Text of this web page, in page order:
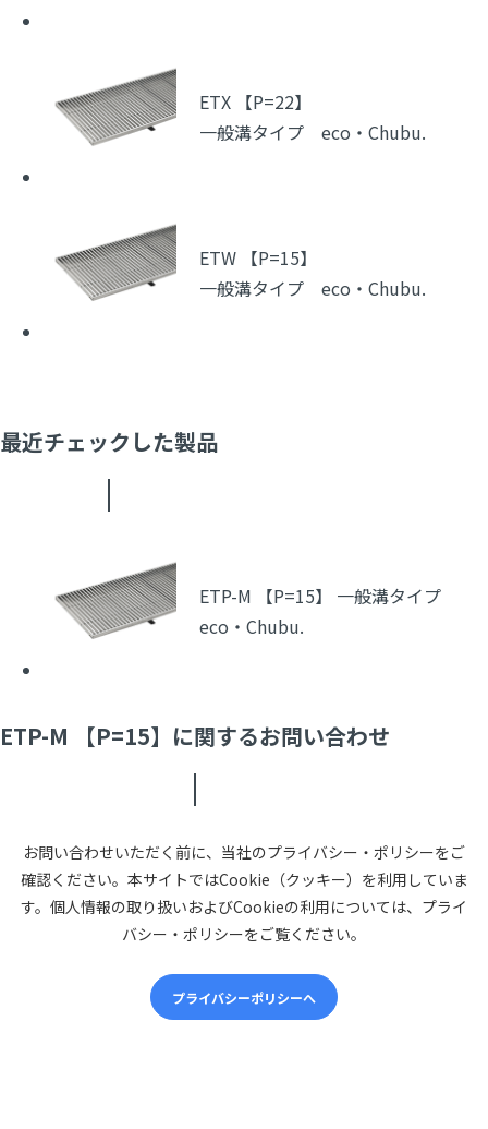
ETX 【P=22】
一般溝タイプ eco・Chubu.
ETW 【P=15】
一般溝タイプ eco・Chubu.
最近チェックした製品
ETP-M 【P=15】 一般溝タイプ
eco・Chubu.
ETP-M 【P=15】に関するお問い合わせ
お問い合わせいただく前に、当社のプライバシー・ポリシーをご
確認ください。本サイトではCookie（クッキー）を利用していま
す。個人情報の取り扱いおよびCookieの利用については、プライ
バシー・ポリシーをご覧ください。
プライバシーポリシーへ